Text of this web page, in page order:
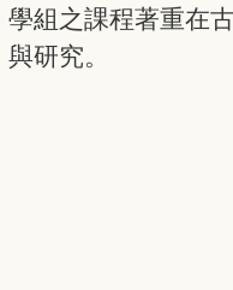
學組之課程著重在
與研究。